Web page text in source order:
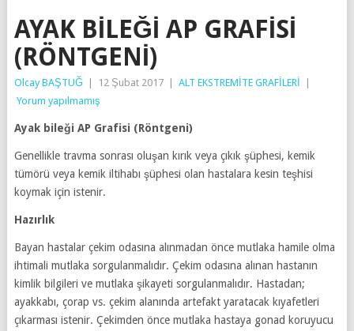
AYAK BILEĞI AP GRAFISI
(RÖNTGENI)
Olcay BAŞTUĞ 12 Şubat 2017 ALT EKSTREMİTE GRAFİLERİ
Yorum yapılmamış
Ayak bileği AP Grafisi (Röntgeni)
Genellikle travma sonrası oluşan kırık veya çıkık şüphesi, kemik
tümörü veya kemik iltihabı şüphesi olan hastalara kesin teşhisi
koymak için istenir.
Hazırlık
Bayan hastalar çekim odasına alınmadan önce mutlaka hamile olma
ihtimali mutlaka sorgulanmalıdır. Çekim odasına alınan hastanın
kimlik bilgileri ve mutlaka şikayeti sorgulanmalıdır. Hastadan;
ayakkabı, çorap vs. çekim alanında artefakt yaratacak kıyafetleri
çıkarması istenir. Çekimden önce mutlaka hastaya gonad koruyucu